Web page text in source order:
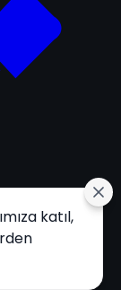
katıl,